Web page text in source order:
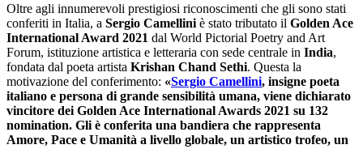
Oltre agli innumerevoli prestigiosi riconoscimenti che gli sono stati
conferiti in Italia, a Sergio Camellini è stato tributato il Golden Ace
International Award 2021 dal World Pictorial Poetry and Art
Forum, istituzione artistica e letteraria con sede centrale in India,
fondata dal poeta artista Krishan Chand Sethi. Questa la
motivazione del conferimento: «Sergio Camellini, insigne poeta
italiano e persona di grande sensibilità umana, viene dichiarato
vincitore dei Golden Ace International Awards 2021 su 132
nomination. Gli è conferita una bandiera che rappresenta
Amore, Pace e Umanità a livello globale, un artistico trofeo, un